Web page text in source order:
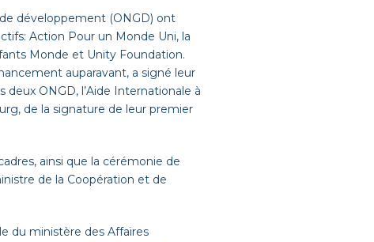
développement (ONGD) ont
Action Pour un Monde Uni, la
Monde et Unity Foundation.
auparavant, a signé leur
ONGD, l’Aide Internationale à
de la signature de leur premier
ainsi que la cérémonie de
de la Coopération et de
du ministère des Affaires